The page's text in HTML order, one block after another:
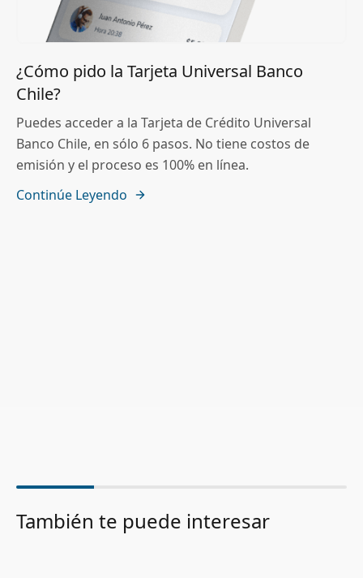
¿Cómo pido la Tarjeta Universal Banco
Chile?
Puedes acceder a la Tarjeta de Crédito Universal
Banco Chile, en sólo 6 pasos. No tiene costos de
emisión y el proceso es 100% en línea.
Continúe Leyendo
También te puede interesar